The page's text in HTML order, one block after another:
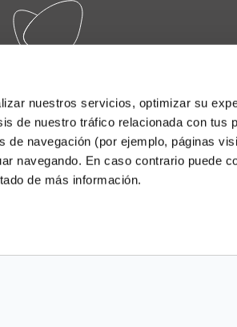
nuestros servicios, optimizar su
de nuestro tráfico relacionada con tus
de navegación (por ejemplo, páginas
navegando. En caso contrario puede
de más información.